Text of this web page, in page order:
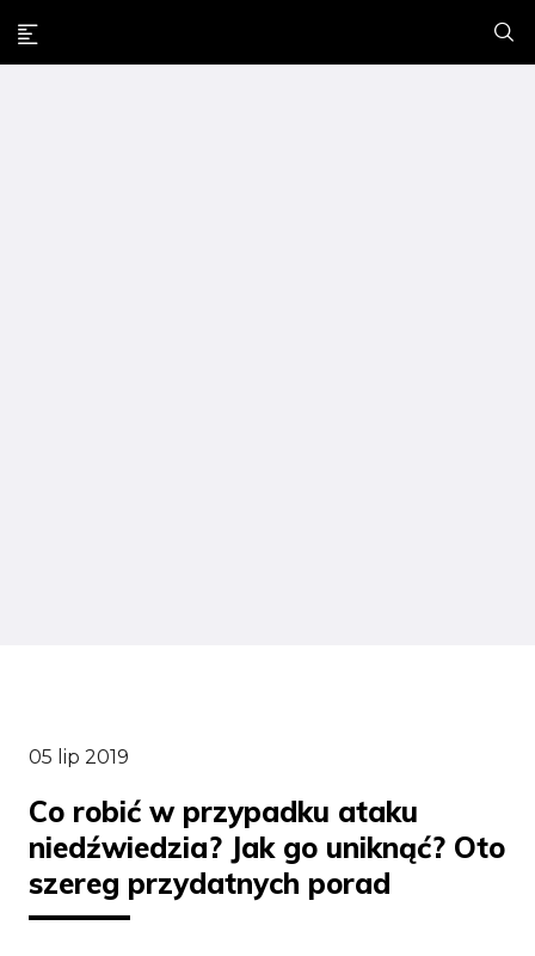
05 lip 2019
Co robić w przypadku ataku
niedźwiedzia? Jak go uniknąć? Oto
szereg przydatnych porad